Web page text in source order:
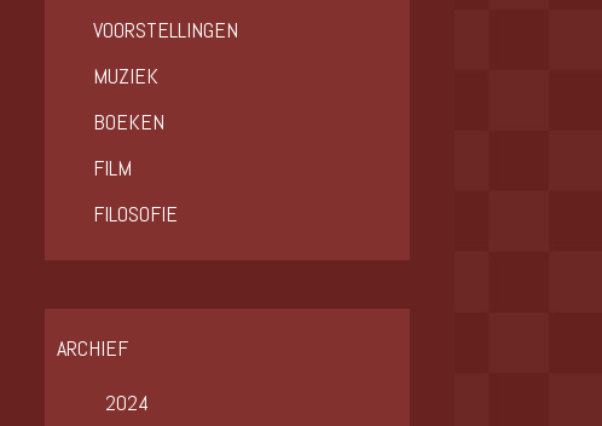
VOORSTELLINGEN
MUZIEK
BOEKEN
FILM
FILOSOFIE
ARCHIEF
2024